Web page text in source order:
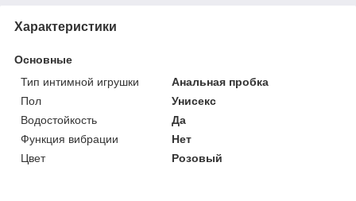
Характеристики
Основные
Тип интимной игрушки
Анальная пробка
Пол
Унисекс
Водостойкость
Да
Функция вибрации
Нет
Цвет
Розовый